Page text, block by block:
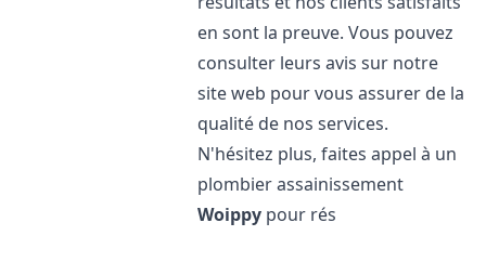
en sont la preuve. Vous pouvez
consulter leurs avis sur notre
site web pour vous assurer de la
qualité de nos services.
N'hésitez plus, faites appel à un
plombier assainissement
Woippy pour rés